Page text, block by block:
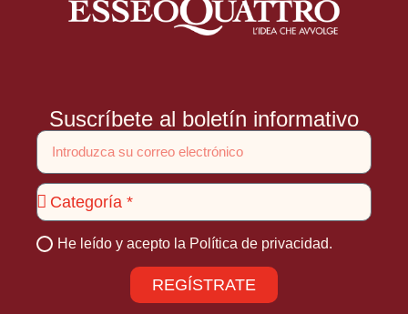
Suscríbete al boletín informativo
He leído y acepto la Política de privacidad.
REGÍSTRATE